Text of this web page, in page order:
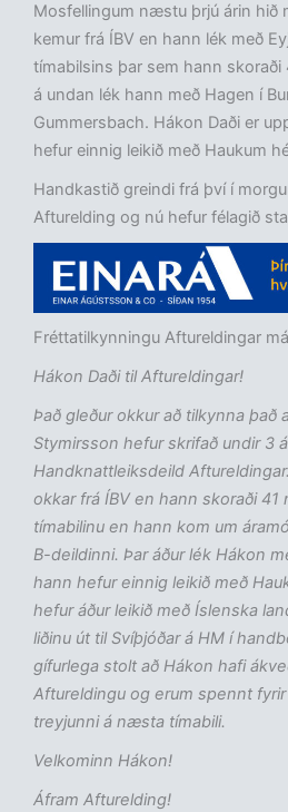
Mosfellingum næstu þrjú árin hið
kemur frá ÍBV en hann lék með
tímabilsins þar sem hann skoraði
á undan lék hann með Hagen í
Gummersbach. Hákon Daði er
hefur einnig leikið með Haukum
Handkastið greindi frá því í
Afturelding og nú hefur félagið
Fréttatilkynningu Aftureldingar
Hákon Daði til Aftureldingar!
Það gleður okkur að tilkynna það
Stymirsson hefur skrifað undir 3
Handknattleiksdeild
okkar frá ÍBV en hann skoraði 41
tímabilinu en hann kom um áram
B-deildinni. Þaráður lék Hákon
hann hefur einnig leikið með
hefuráður leikið með Íslenska
liðinu út til Svíþjóðará HM í
gífurlega stolt að Hákon hafi
Aftureldingu og erum spennt
treyjunni á næsta tímabili.
Velkominn Hákon!
Áfram Afturelding!